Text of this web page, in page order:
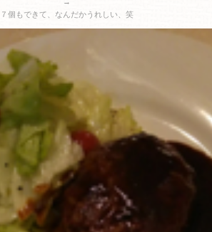
７個もできて、なんだかうれしい、笑